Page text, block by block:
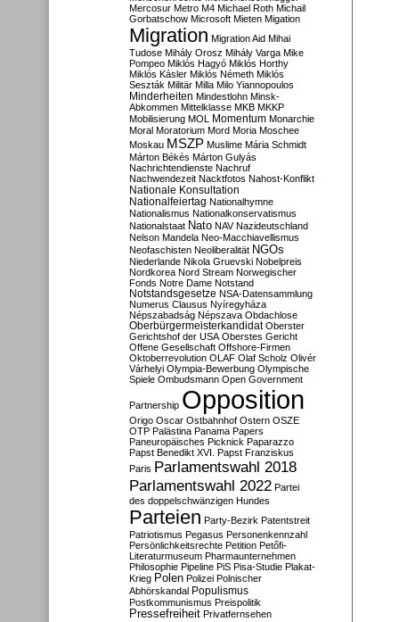
Mercosur Metro M4 Michael Roth Michail
Gorbatschow Microsoft Mieten Migation
Migration Migration Aid Mihai
Tudose Mihály Orosz Mihály Varga Mike
Pompeo Miklós Hagyó Miklós Horthy
Miklós Kásler Miklós Németh Miklós
Seszták Militär Milla Milo Yiannopoulos
Minderheiten Mindestlohn Minsk-
Abkommen Mittelklasse MKB MKKP
Mobilisierung MOL Momentum Monarchie
Moral Moratorium Mord Moria Moschee
Moskau MSZP Muslime Mária Schmidt
Márton Békés Márton Gulyás
Nachrichtendienste Nachruf
Nachwendezeit Nacktfotos Nahost-Konflikt
Nationale Konsultation
Nationalfeiertag Nationalhymne
Nationalismus Nationalkonservatismus
Nationalstaat Nato NAV Nazideutschland
Nelson Mandela Neo-Macchiavellismus
Neofaschisten Neoliberalität NGOs
Niederlande Nikola Gruevski Nobelpreis
Nordkorea Nord Stream Norwegischer
Fonds Notre Dame Notstand
Notstandsgesetze NSA-Datensammlung
Numerus Clausus Nyíregyháza
Népszabadság Népszava Obdachlose
Oberbürgermeisterkandidat Oberster
Gerichtshof der USA Oberstes Gericht
Offene Gesellschaft Offshore-Firmen
Oktoberrevolution OLAF Olaf Scholz Olivér
Várhelyi Olympia-Bewerbung Olympische
Spiele Ombudsmann Open Government
Partnership Opposition
Origo Oscar Ostbahnhof Ostern OSZE
OTP Palästina Panama Papers
Paneuropäisches Picknick Paparazzo
Papst Benedikt XVI. Papst Franziskus
Paris Parlamentswahl 2018
Parlamentswahl 2022 Partei
des doppelschwänzigen Hundes
Parteien Party-Bezirk Patentstreit
Patriotismus Pegasus Personenkennzahl
Persönlichkeitsrechte Petition Petőfi-
Literaturmuseum Pharmaunternehmen
Philosophie Pipeline PiS Pisa-Studie Plakat-
Krieg Polen Polizei Polnischer
Abhörskandal Populismus
Postkommunismus Preispolitik
Pressefreiheit Privatfernsehen